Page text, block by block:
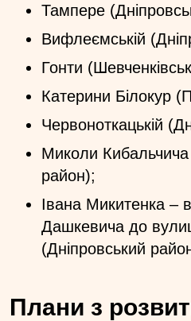
Тампере
Вифлеємській
Гонти
Катерини Білокур
Червоноткацькій
Миколи Кибальчича
район);
Івана Микитенка –
Дашкевича до
(Дніпровський
Плани з